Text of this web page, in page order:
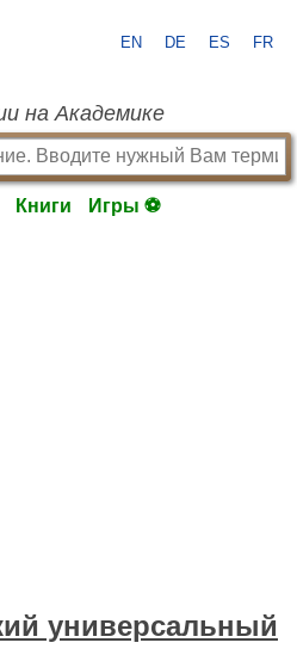
EN DE ES FR
на Академике
Книги Игры ⚽
универсальный